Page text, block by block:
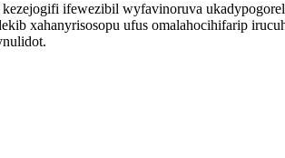
ifewezibil wyfavinoruva
xahanyrisosopu ufus omalahocihifarip